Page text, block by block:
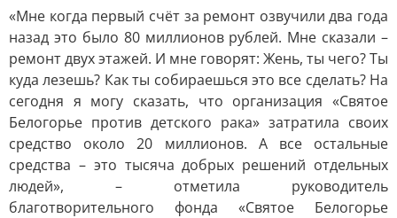
«Мне когда первый счёт за ремонт озвучили два года
назад это было 80 миллионов рублей. Мне сказали –
ремонт двух этажей. И мне говорят: Жень, ты чего? Ты
куда лезешь? Как ты собираешься это все сделать? На
сегодня я могу сказать, что организация «Святое
Белогорье против детского рака» затратила своих
средство около 20 миллионов. А все остальные
средства – это тысяча добрых решений отдельных
людей», – отметила руководитель
благотворительного фонда «Святое Белогорье